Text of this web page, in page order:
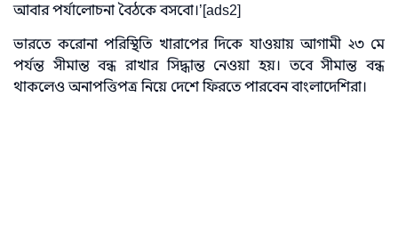
আবার পর্যালোচনা বৈঠকে বসবো।’[ads2]
ভারতে করোনা পরিস্থিতি খারাপের দিকে যাওয়ায় আগামী ২৩ মে
পর্যন্ত সীমান্ত বন্ধ রাখার সিদ্ধান্ত নেওয়া হয়। তবে সীমান্ত বন্ধ
থাকলেও অনাপত্তিপত্র নিয়ে দেশে ফিরতে পারবেন বাংলাদেশিরা।